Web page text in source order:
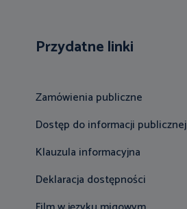
Przydatne linki
Zamówienia publiczne
Dostęp do informacji publicznej
Klauzula informacyjna
Deklaracja dostępności